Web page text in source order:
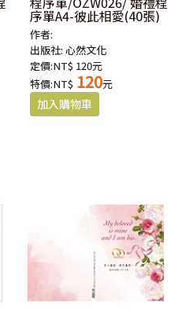
序單A4-彼此相愛(40張)
作者:
出版社:心然文化
定價:NT$ 120元
特價:NT$ 120元